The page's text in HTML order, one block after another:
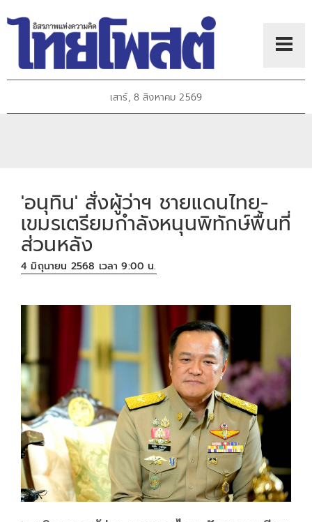
เสาร์, 8 สิงหาคม 2569
'อนุทิน' สั่งผู้ว่าฯ ชายแดนไทย-
เขมรเตรียมกำลังหนุนพิทักษ์พื้นที่
ส่วนหลัง
4 มิถุนายน 2568 เวลา 9:00 น.